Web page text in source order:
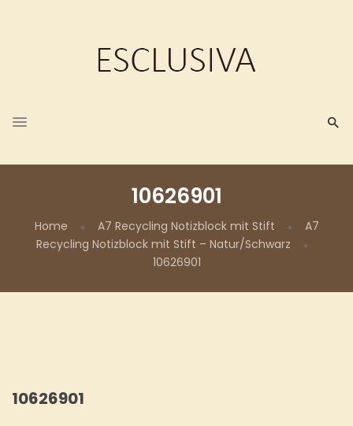
10626901
Home A7 Recycling Notizblock mit Stift
A7
Recycling Notizblock mit Stift – Natur/Schwarz
10626901
10626901